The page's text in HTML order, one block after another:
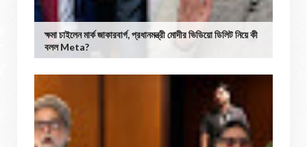
ক্ষমা চাইলেন মার্ক জাকারবার্গ, প্রধানমন্ত্রী মোদীর ভিডিয়ো ডিলিট নিয়ে কী
বলল Meta?